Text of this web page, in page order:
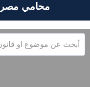
محامي مصر